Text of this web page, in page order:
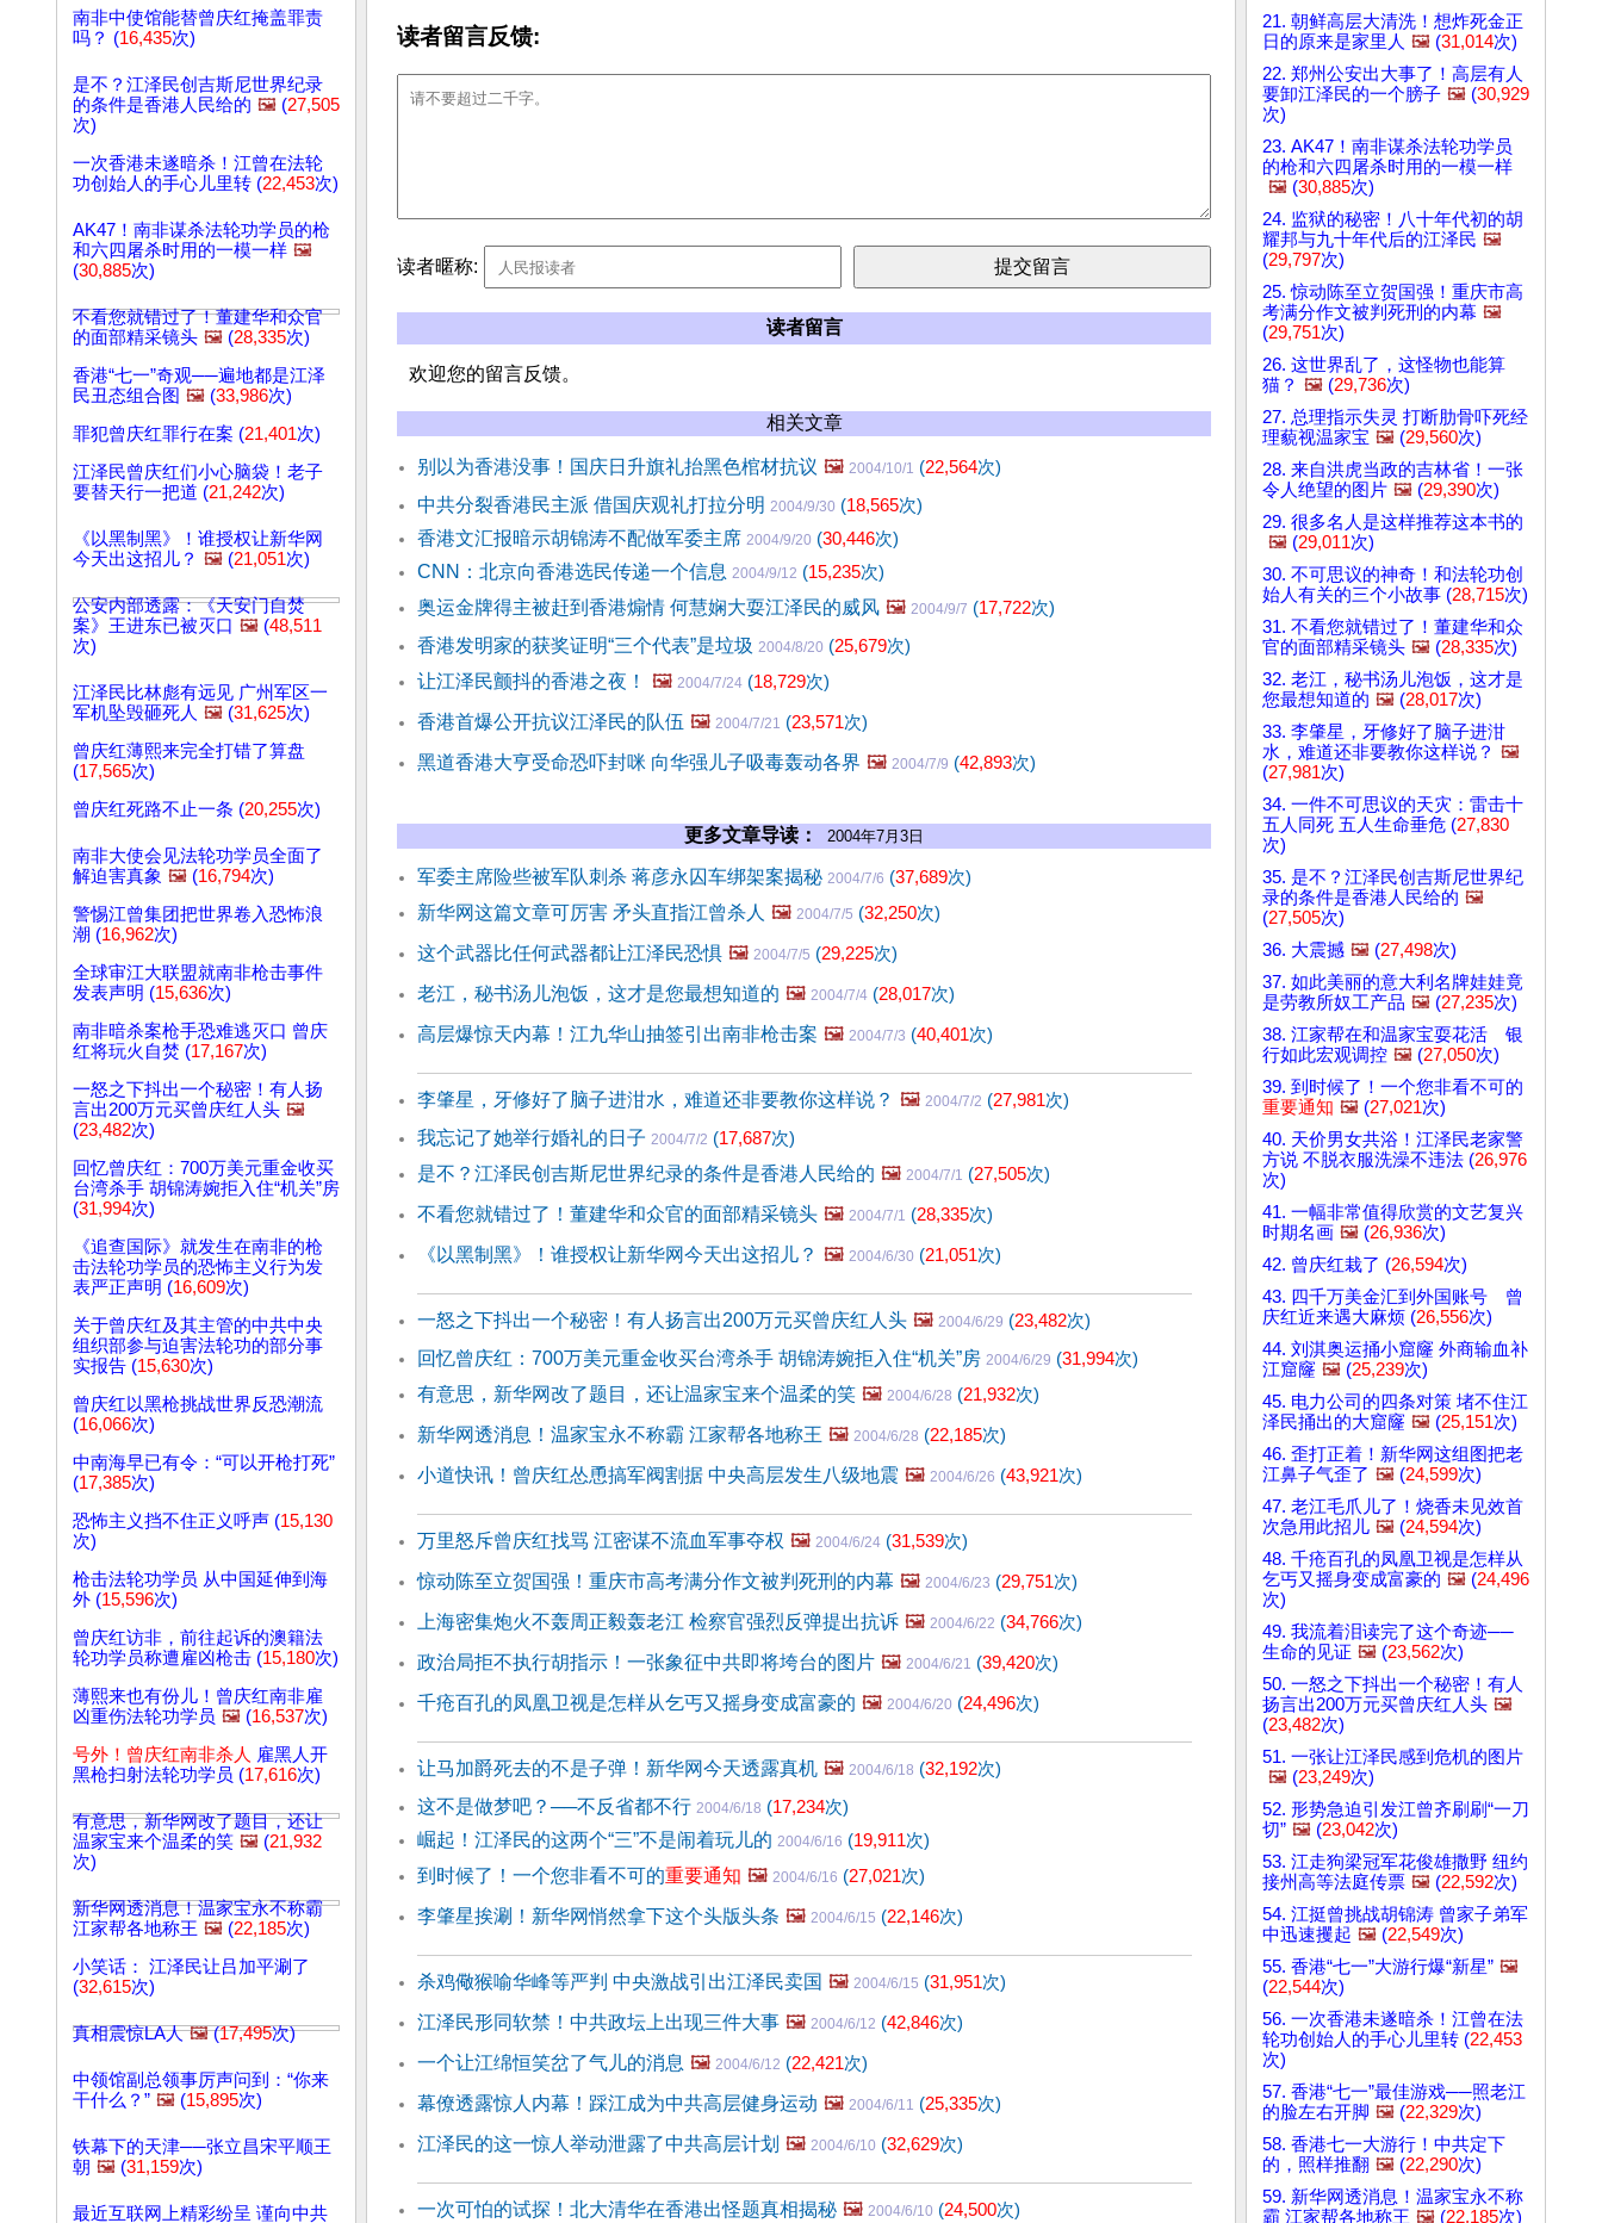
南非中使馆能替曾庆红掩盖罪责
吗？ (16,435次)
是不？江泽民创吉斯尼世界纪录
的条件是香港人民给的 🖼️ (27,505
次)
一次香港未遂暗杀！江曾在法轮
功创始人的手心儿里转 (22,453次)
AK47！南非谋杀法轮功学员的枪
和六四屠杀时用的一模一样 🖼️
(30,885次)
不看您就错过了！董建华和众官
的面部精采镜头 🖼️ (28,335次)
香港“七一”奇观──遍地都是江泽
民丑态组合图 🖼️ (33,986次)
罪犯曾庆红罪行在案 (21,401次)
江泽民曾庆红们小心脑袋！老子
要替天行一把道 (21,242次)
《以黑制黑》！谁授权让新华网
今天出这招儿？ 🖼️ (21,051次)
公安内部透露：《天安门自焚
案》王进东已被灭口 🖼️ (48,511
次)
江泽民比林彪有远见 广州军区一
军机坠毁砸死人 🖼️ (31,625次)
曾庆红薄熙来完全打错了算盘
(17,565次)
曾庆红死路不止一条 (20,255次)
南非大使会见法轮功学员全面了
解迫害真象 🖼️ (16,794次)
警惕江曾集团把世界卷入恐怖浪
潮 (16,962次)
全球审江大联盟就南非枪击事件
发表声明 (15,636次)
南非暗杀案枪手恐难逃灭口 曾庆
红将玩火自焚 (17,167次)
一怒之下抖出一个秘密！有人扬
言出200万元买曾庆红人头 🖼️
(23,482次)
回忆曾庆红：700万美元重金收买
台湾杀手 胡锦涛婉拒入住“机关”房
(31,994次)
《追查国际》就发生在南非的枪
击法轮功学员的恐怖主义行为发
表严正声明 (16,609次)
关于曾庆红及其主管的中共中央
组织部参与迫害法轮功的部分事
实报告 (15,630次)
曾庆红以黑枪挑战世界反恐潮流
(16,066次)
中南海早已有令：“可以开枪打死”
(17,385次)
恐怖主义挡不住正义呼声 (15,130
次)
枪击法轮功学员 从中国延伸到海
外 (15,596次)
曾庆红访非，前往起诉的澳籍法
轮功学员称遭雇凶枪击 (15,180次)
薄熙来也有份儿！曾庆红南非雇
凶重伤法轮功学员 🖼️ (16,537次)
号外！曾庆红南非杀人 雇黑人开
黑枪扫射法轮功学员 (17,616次)
有意思，新华网改了题目，还让
温家宝来个温柔的笑 🖼️ (21,932
次)
新华网透消息！温家宝永不称霸
江家帮各地称王 🖼️ (22,185次)
小笑话： 江泽民让吕加平涮了
(32,615次)
真相震惊LA人 🖼️(17,495次)
中领馆副总领事厉声问到：“你来
干什么？” 🖼️ (15,895次)
铁幕下的天津──张立昌宋平顺王
朝 🖼️ (31,159次)
最近互联网上精彩纷呈 谨向中共
读者留言反馈:
读者暱称:
读者留言
欢迎您的留言反馈。
相关文章
别以为香港没事！国庆日升旗礼抬黑色棺材抗议 🖼️ 2004/10/1 (22,564次)
中共分裂香港民主派 借国庆观礼打拉分明 2004/9/30 (18,565次)
香港文汇报暗示胡锦涛不配做军委主席 2004/9/20 (30,446次)
CNN：北京向香港选民传递一个信息 2004/9/12 (15,235次)
奥运金牌得主被赶到香港煽情 何慧娴大耍江泽民的威风 🖼️ 2004/9/7 (17,722次)
香港发明家的获奖证明“三个代表”是垃圾 2004/8/20 (25,679次)
让江泽民颤抖的香港之夜！
🖼️ 2004/7/24 (18,729次)
香港首爆公开抗议江泽民的队伍 🖼️ 2004/7/21 (23,571次)
黑道香港大亨受命恐吓封咪 向华强儿子吸毒轰动各界 🖼️ 2004/7/9 (42,893次)
更多文章导读： 2004年7月3日
军委主席险些被军队刺杀 蒋彦永囚车绑架案揭秘 2004/7/6 (37,689次)
新华网这篇文章可厉害 矛头直指江曾杀人 🖼️ 2004/7/5 (32,250次)
这个武器比任何武器都让江泽民恐惧 🖼️ 2004/7/5 (29,225次)
老江，秘书汤儿泡饭，这才是您最想知道的 🖼️ 2004/7/4 (28,017次)
高层爆惊天内幕！江九华山抽签引出南非枪击案 🖼️ 2004/7/3 (40,401次)
李肇星，牙修好了脑子进泔水，难道还非要教你这样说？ 🖼️ 2004/7/2 (27,981次)
我忘记了她举行婚礼的日子 2004/7/2 (17,687次)
是不？江泽民创吉斯尼世界纪录的条件是香港人民给的 🖼️ 2004/7/1 (27,505次)
不看您就错过了！董建华和众官的面部精采镜头 🖼️ 2004/7/1 (28,335次)
《以黑制黑》！谁授权让新华网今天出这招儿？ 🖼️ 2004/6/30 (21,051次)
一怒之下抖出一个秘密！有人扬言出200万元买曾庆红人头 🖼️ 2004/6/29 (23,482次)
回忆曾庆红：700万美元重金收买台湾杀手 胡锦涛婉拒入住“机关”房 2004/6/29 (31,994次)
有意思，新华网改了题目，还让温家宝来个温柔的笑 🖼️ 2004/6/28 (21,932次)
新华网透消息！温家宝永不称霸 江家帮各地称王 🖼️ 2004/6/28 (22,185次)
小道快讯！曾庆红怂恿搞军阀割据 中央高层发生八级地震 🖼️ 2004/6/26 (43,921次)
万里怒斥曾庆红找骂 江密谋不流血军事夺权 🖼️ 2004/6/24 (31,539次)
惊动陈至立贺国强！重庆市高考满分作文被判死刑的内幕 🖼️ 2004/6/23 (29,751次)
上海密集炮火不轰周正毅轰老江 检察官强烈反弹提出抗诉 🖼️ 2004/6/22 (34,766次)
政治局拒不执行胡指示！一张象征中共即将垮台的图片 🖼️ 2004/6/21 (39,420次)
千疮百孔的凤凰卫视是怎样从乞丐又摇身变成富豪的 🖼️ 2004/6/20 (24,496次)
让马加爵死去的不是子弹！新华网今天透露真机 🖼️ 2004/6/18 (32,192次)
这不是做梦吧？──不反省都不行 2004/6/18 (17,234次)
崛起！江泽民的这两个“三”不是闹着玩儿的 2004/6/16 (19,911次)
到时候了！一个您非看不可的重要通知 🖼️ 2004/6/16 (27,021次)
李肇星挨涮！新华网悄然拿下这个头版头条 🖼️ 2004/6/15 (22,146次)
杀鸡儆猴喻华峰等严判 中央激战引出江泽民卖国 🖼️ 2004/6/15 (31,951次)
江泽民形同软禁！中共政坛上出现三件大事 🖼️ 2004/6/12 (42,846次)
一个让江绵恒笑岔了气儿的消息 🖼️ 2004/6/12 (22,421次)
幕僚透露惊人内幕！踩江成为中共高层健身运动 🖼️ 2004/6/11 (25,335次)
江泽民的这一惊人举动泄露了中共高层计划 🖼️ 2004/6/10 (32,629次)
一次可怕的试探！北大清华在香港出怪题真相揭秘 🖼️ 2004/6/10 (24,500次)
21. 朝鲜高层大清洗！想炸死金正
日的原来是家里人 🖼️ (31,014次)
22. 郑州公安出大事了！高层有人
要卸江泽民的一个膀子 🖼️ (30,929
次)
23. AK47！南非谋杀法轮功学员
的枪和六四屠杀时用的一模一样
🖼️ (30,885次)
24. 监狱的秘密！八十年代初的胡
耀邦与九十年代后的江泽民 🖼️
(29,797次)
25. 惊动陈至立贺国强！重庆市高
考满分作文被判死刑的内幕 🖼️
(29,751次)
26. 这世界乱了，这怪物也能算
猫？ 🖼️ (29,736次)
27. 总理指示失灵 打断肋骨吓死经
理藐视温家宝 🖼️ (29,560次)
28. 来自洪虎当政的吉林省！一张
令人绝望的图片 🖼️ (29,390次)
29. 很多名人是这样推荐这本书的
🖼️ (29,011次)
30. 不可思议的神奇！和法轮功创
始人有关的三个小故事 (28,715次)
31. 不看您就错过了！董建华和众
官的面部精采镜头 🖼️ (28,335次)
32. 老江，秘书汤儿泡饭，这才是
您最想知道的 🖼️ (28,017次)
33. 李肇星，牙修好了脑子进泔
水，难道还非要教你这样说？ 🖼️
(27,981次)
34. 一件不可思议的天灾：雷击十
五人同死 五人生命垂危 (27,830
次)
35. 是不？江泽民创吉斯尼世界纪
录的条件是香港人民给的 🖼️
(27,505次)
36. 大震撼 🖼️ (27,498次)
37. 如此美丽的意大利名牌娃娃竟
是劳教所奴工产品 🖼️ (27,235次)
38. 江家帮在和温家宝耍花活 银
行如此宏观调控 🖼️ (27,050次)
39. 到时候了！一个您非看不可的
重要通知 🖼️ (27,021次)
40. 天价男女共浴！江泽民老家警
方说 不脱衣服洗澡不违法 (26,976
次)
41. 一幅非常值得欣赏的文艺复兴
时期名画 🖼️ (26,936次)
42. 曾庆红栽了 (26,594次)
43. 四千万美金汇到外国账号 曾
庆红近来遇大麻烦 (26,556次)
44. 刘淇奥运捅小窟窿 外商输血补
江窟窿 🖼️ (25,239次)
45. 电力公司的四条对策 堵不住江
泽民捅出的大窟窿 🖼️ (25,151次)
46. 歪打正着！新华网这组图把老
江鼻子气歪了 🖼️ (24,599次)
47. 老江毛爪儿了！烧香未见效首
次急用此招儿 🖼️ (24,594次)
48. 千疮百孔的凤凰卫视是怎样从
乞丐又摇身变成富豪的 🖼️ (24,496
次)
49. 我流着泪读完了这个奇迹──
生命的见证 🖼️ (23,562次)
50. 一怒之下抖出一个秘密！有人
扬言出200万元买曾庆红人头 🖼️
(23,482次)
51. 一张让江泽民感到危机的图片
🖼️ (23,249次)
52. 形势急迫引发江曾齐刷刷“一刀
切” 🖼️ (23,042次)
53. 江走狗梁冠军花俊雄撒野 纽约
接州高等法庭传票 🖼️ (22,592次)
54. 江挺曾挑战胡锦涛 曾家子弟军
中迅速攫起 🖼️ (22,549次)
55. 香港“七一”大游行爆“新星” 🖼️
(22,544次)
56. 一次香港未遂暗杀！江曾在法
轮功创始人的手心儿里转 (22,453
次)
57. 香港“七一”最佳游戏──照老江
的脸左右开脚 🖼️ (22,329次)
58. 香港七一大游行！中共定下
的，照样推翻 🖼️ (22,290次)
59. 新华网透消息！温家宝永不称
霸 江家帮各地称王 🖼️ (22,185次)